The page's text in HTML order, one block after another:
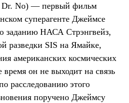
Dr. No) — первый фильм
суперагенте Джеймсе
заданию НАСА Стрэнгвейз,
разведки SIS на Ямайке,
американских космических
время он не выходит на связь
расследованию этого
поручено Джеймсу